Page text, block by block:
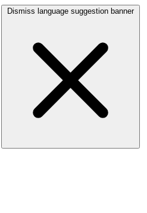
Dismiss language suggestion banner